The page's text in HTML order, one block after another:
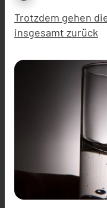
Trotzdem gehen
insgesamt zurück